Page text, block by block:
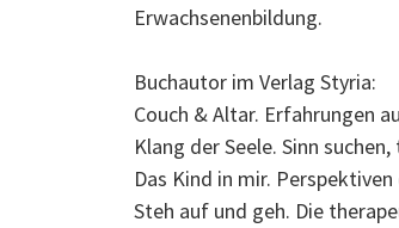
Erwachsenenbildung.
Buchautor im Verlag Styria:
Couch & Altar. Erfahrungen
Klang der Seele. Sinn
Das Kind in mir.
Steh auf und geh. Die